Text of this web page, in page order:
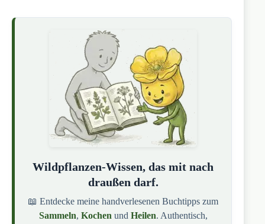
Wildpflanzen-Wissen, das mit nach
draußen darf.
📖 Entdecke meine handverlesenen Buchtipps zum
Sammeln, Kochen und Heilen. Authentisch,